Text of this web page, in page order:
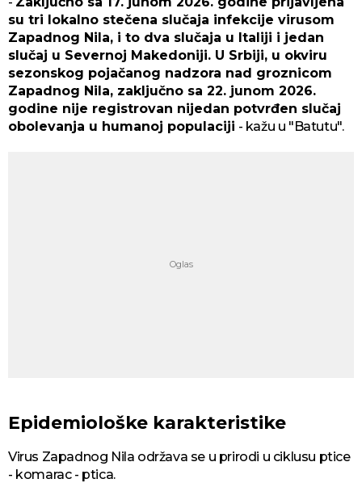
su tri lokalno stečena slučaja infekcije virusom
Zapadnog Nila, i to dva slučaja u Italiji i jedan
slučaj u Severnoj Makedoniji. U Srbiji, u okviru
sezonskog pojačanog nadzora nad groznicom
Zapadnog Nila, zaključno sa 22. junom 2026.
godine nije registrovan nijedan potvrđen slučaj
obolevanja u humanoj populaciji - kažu u "Batutu".
Epidemiološke karakteristike
Virus Zapadnog Nila održava se u prirodi u ciklusu ptice
- komarac - ptica.